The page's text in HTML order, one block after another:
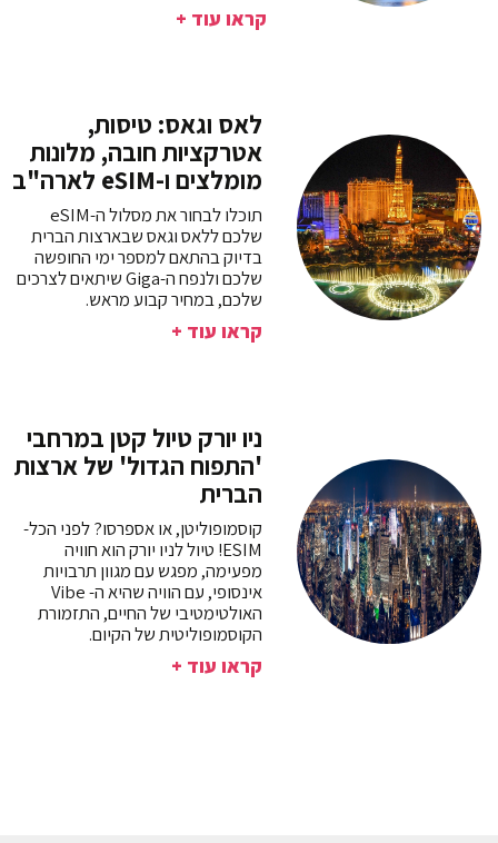
קראו עוד +
לאס וגאס: טיסות,
אטרקציות חובה, מלונות
מומלצים ו-eSIM לארה"ב
תוכלו לבחור את מסלול ה-eSIM
שלכם ללאס וגאס שבארצות הברית
בדיוק בהתאם למספר ימי החופשה
שלכם ולנפח ה-Giga שיתאים לצרכים
שלכם, במחיר קבוע מראש.
קראו עוד +
ניו יורק טיול קטן במרחבי
'התפוח הגדול' של ארצות
הברית
קוסמופוליטן, או אספרסו? לפני הכל-
ESIM! טיול לניו יורק הוא חוויה
מפעימה, מפגש עם מגוון תרבויות
אינסופי, עם הוויה שהיא ה- Vibe
האולטימטיבי של החיים, התזמורת
הקוסמופוליטית של הקיום.
קראו עוד +